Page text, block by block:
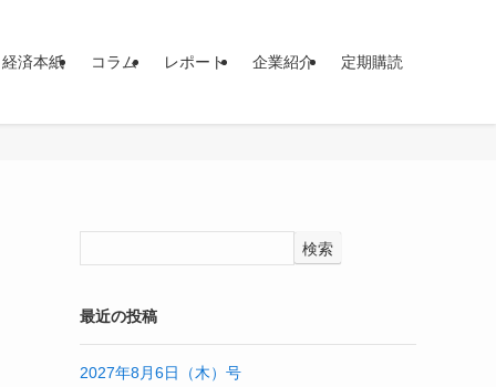
済本紙 コラム レポート 企業紹介 定期購読
検索
最近の投稿
2027年8月6日（木）号